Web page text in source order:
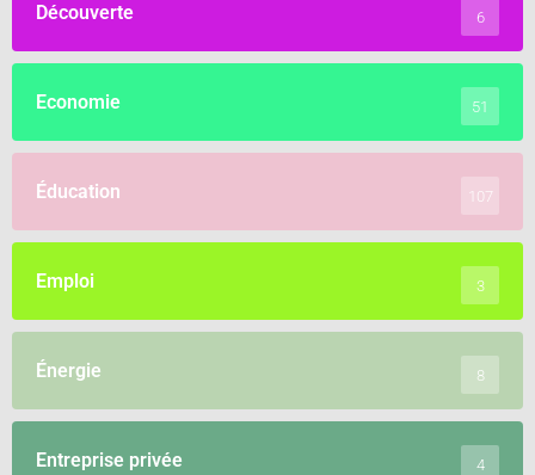
Découverte 6
Economie 51
Éducation 107
Emploi 3
Énergie 8
Entreprise privée 4